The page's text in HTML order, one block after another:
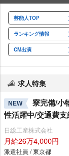
芸能人TOP
ランキング情報
CM出演
求人特集
NEW
寮完備/小
性活躍中/交通費支
日総工産株式会社
月給26万4,000円
派遣社員 / 東京都